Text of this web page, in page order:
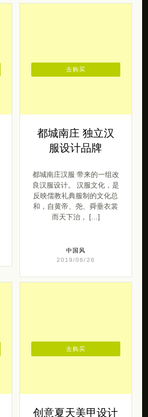
都城南庄 独立汉
服设计品牌
都城南庄汉服 带来的一组改
良汉服设计。 汉服文化，是
反映儒教礼典服制的文化总
和，自黄帝、尧、舜垂衣裳
而天下治， […]
中国风
2019/06/26
去购买
创意夏天美甲设计
去购买